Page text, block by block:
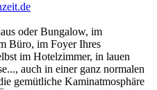
oder Bungalow, im
Büro, im Foyer Ihres
im Hotelzimmer, in lauen
auch in einer ganz normalen
gemütliche Kaminatmosphäre